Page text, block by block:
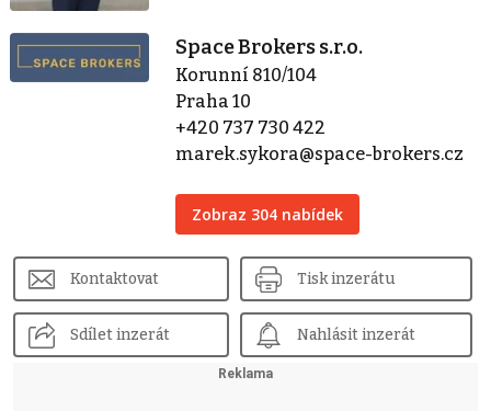
Space Brokers s.r.o.
Korunní 810/104
Praha 10
+420 737 730 422
marek.sykora@space-brokers.cz
Zobraz 304 nabídek
Kontaktovat Tisk inzerátu
Sdílet inzerát Nahlásit inzerát